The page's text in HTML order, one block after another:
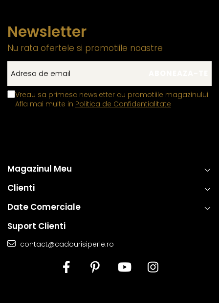
Newsletter
Nu rata ofertele si promotiile noastre
Vreau sa primesc newsletter cu promotiile magazinului.
Afla mai multe in Politica de Confidentialitate
Magazinul Meu
Clienti
Date Comerciale
Suport Clienti
contact@cadourisiperle.ro